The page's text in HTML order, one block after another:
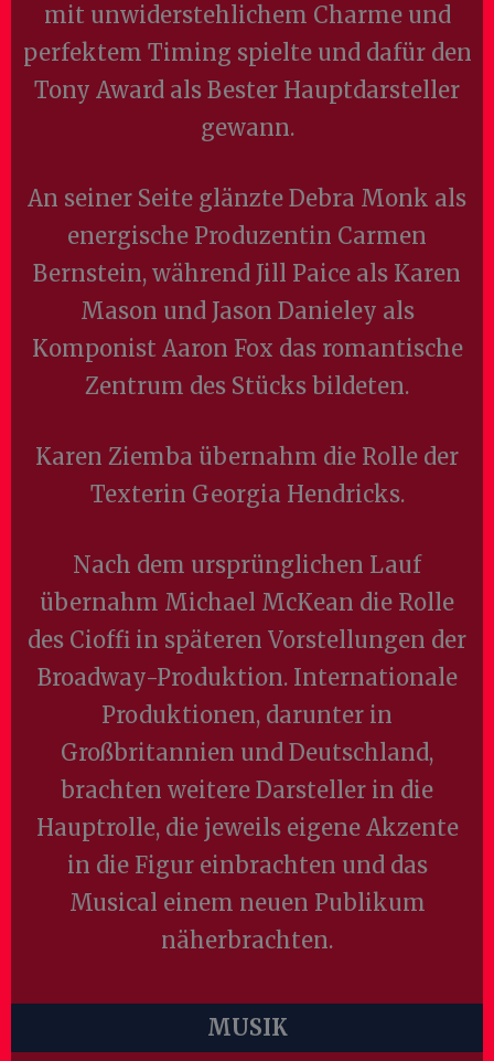
mit unwiderstehlichem Charme und
perfektem Timing spielte und dafür den
Tony Award als Bester Hauptdarsteller
gewann.
An seiner Seite glänzte Debra Monk als
energische Produzentin Carmen
Bernstein, während Jill Paice als Karen
Mason und Jason Danieley als
Komponist Aaron Fox das romantische
Zentrum des Stücks bildeten.
Karen Ziemba übernahm die Rolle der
Texterin Georgia Hendricks.
Nach dem ursprünglichen Lauf
übernahm Michael McKean die Rolle
des Cioffi in späteren Vorstellungen der
Broadway-Produktion. Internationale
Produktionen, darunter in
Großbritannien und Deutschland,
brachten weitere Darsteller in die
Hauptrolle, die jeweils eigene Akzente
in die Figur einbrachten und das
Musical einem neuen Publikum
näherbrachten.
MUSIK